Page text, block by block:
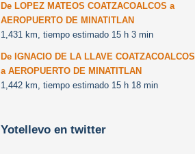
De LOPEZ MATEOS COATZACOALCOS a
AEROPUERTO DE MINATITLAN
1,431 km, tiempo estimado 15 h 3 min
De IGNACIO DE LA LLAVE COATZACOALCOS
a AEROPUERTO DE MINATITLAN
1,442 km, tiempo estimado 15 h 18 min
Yotellevo en twitter